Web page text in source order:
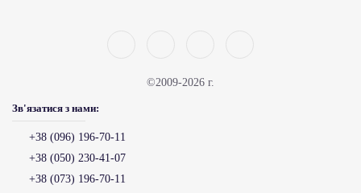
©2009-2026 г.
Зв'язатися з нами:
+38 (096) 196-70-11
+38 (050) 230-41-07
+38 (073) 196-70-11